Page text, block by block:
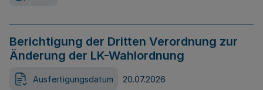
Berichtigung der Dritten Verordnung zur
Änderung der LK-Wahlordnung
Ausfertigungsdatum 20.07.2026